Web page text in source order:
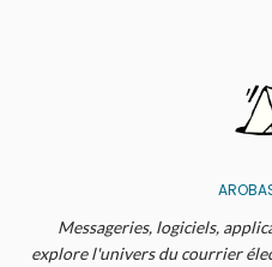
Messageries, logiciels,
explore l'univers du courrier